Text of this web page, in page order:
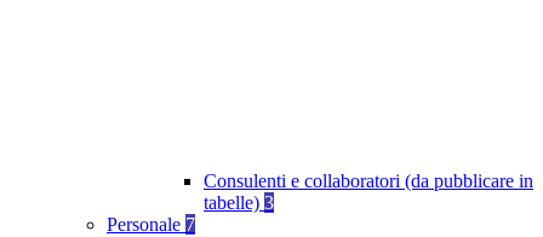
Consulenti e collaboratori (da pubblicare in
tabelle) 3
Personale 7